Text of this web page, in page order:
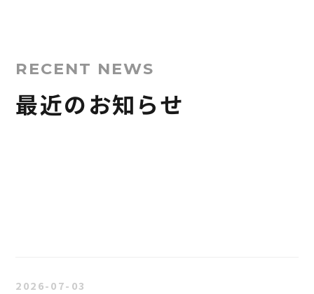
RECENT NEWS
最近のお知らせ
2026-07-03